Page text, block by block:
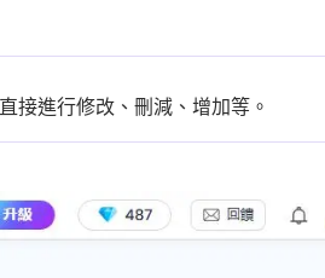
接進行修改、刪減、增加等。